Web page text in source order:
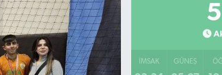
İMSAK GÜNEŞ